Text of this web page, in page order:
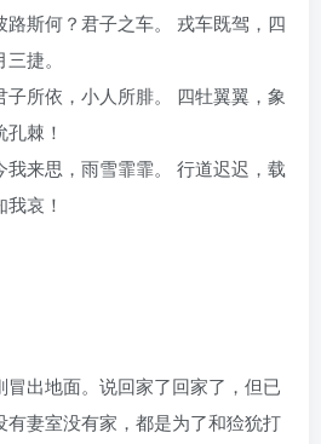
斯何？君子之车。 戎车既驾，四
捷。
所依，小人所腓。 四牡翼翼，象
棘！
来思，雨雪霏霏。 行道迟迟，载
哀！
出地面。说回家了回家了，但已
妻室没有家，都是为了和猃狁打